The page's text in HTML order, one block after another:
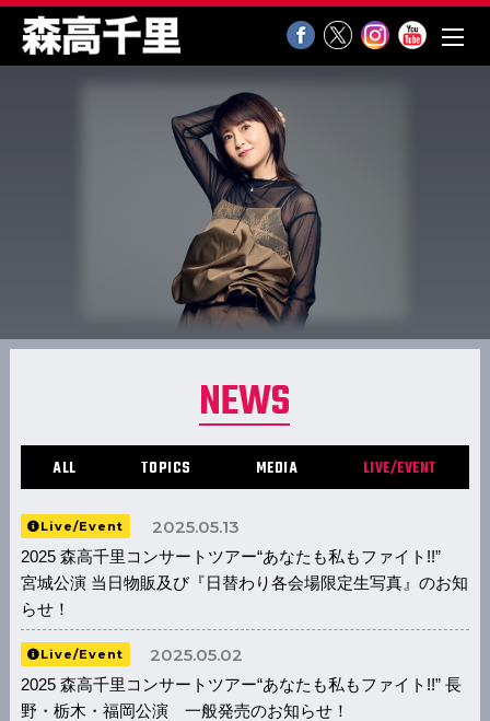
NEWS
ALL TOPICS MEDIA LIVE/EVENT
Live/Event 2025.05.13
2025 森高千里コンサートツアー“あなたも私もファイト!!”
宮城公演 当日物販及び『日替わり各会場限定生写真』のお知
らせ！
Live/Event 2025.05.02
2025 森高千里コンサートツアー“あなたも私もファイト!!” 長
野・栃木・福岡公演 一般発売のお知らせ！